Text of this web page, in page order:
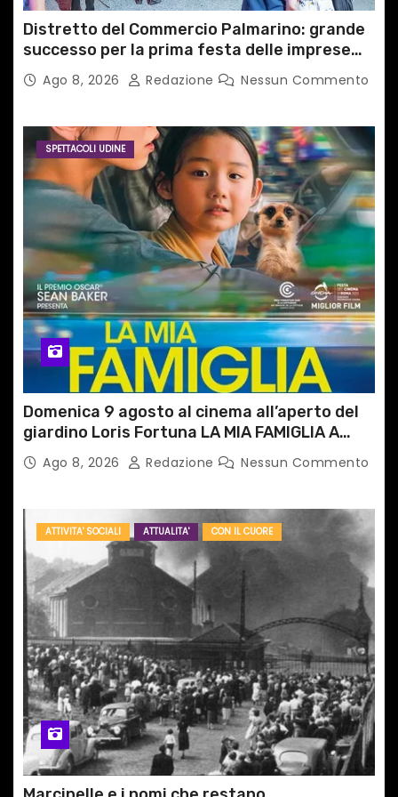
Distretto del Commercio Palmarino: grande
successo per la prima festa delle imprese
del territorio
Ago 8, 2026 Redazione Nessun Commento
SPETTACOLI UDINE
Domenica 9 agosto al cinema all’aperto del
giardino Loris Fortuna LA MIA FAMIGLIA A
TAIPEIAgo 8, 2026 Redazione Nessun Commento
ATTIVITA' SOCIALI ATTUALITA' CON IL CUORE